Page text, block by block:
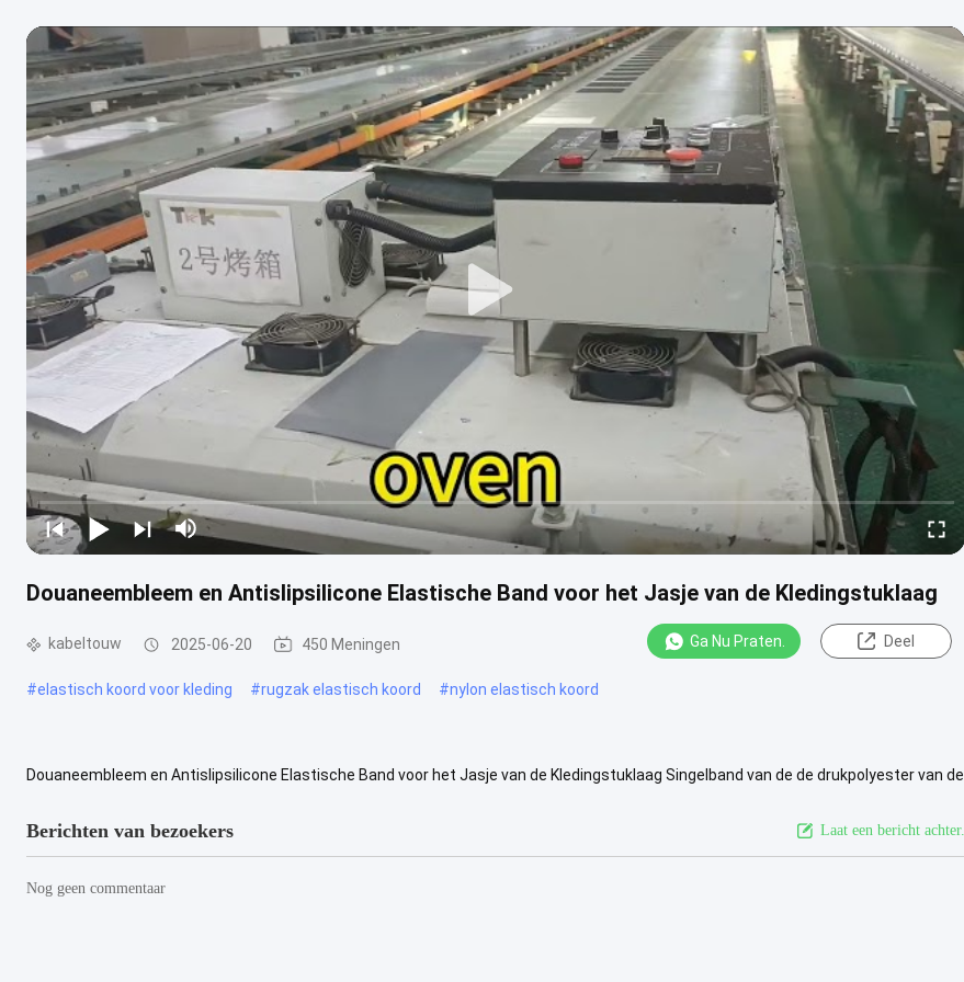
Douaneembleem en Antislipsilicone Elastische Band voor het Jasje van de Kledingstuklaag
kabeltouw 2025-06-20 450 Meningen Ga Nu Praten. Deel
#elastisch koord voor kleding #rugzak elastisch koord #nylon elastisch koord
Douaneembleem en Antislipsilicone Elastische Band voor het Jasje van de Kledingstuklaag Singelband van de de drukpolyester van de
Berichten van bezoekers Laat een bericht achter.
Nog geen commentaar